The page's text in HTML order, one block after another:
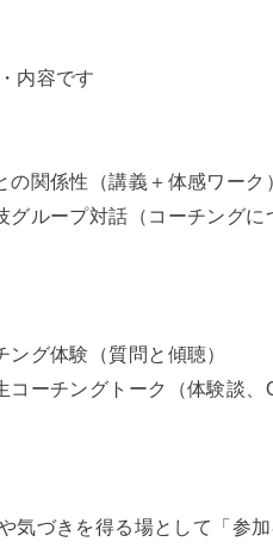
内容です
関係性（講義＋体感ワーク
ループ対話（コーチングに
グ体験（質問と傾聴）
ーチングトーク（体験談、
気づきを得る場として「参